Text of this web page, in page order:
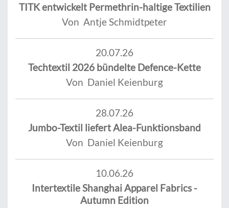
TITK entwickelt Permethrin-haltige Textilien
Von Antje Schmidtpeter
20.07.26
Techtextil 2026 bündelte Defence-Kette
Von Daniel Keienburg
28.07.26
Jumbo-Textil liefert Alea-Funktionsband
Von Daniel Keienburg
10.06.26
Intertextile Shanghai Apparel Fabrics -
Autumn Edition